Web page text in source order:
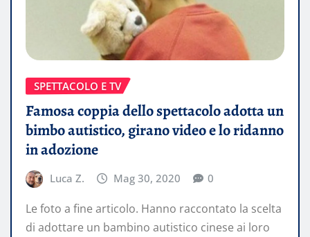
SPETTACOLO E TV
Famosa coppia dello spettacolo adotta un
bimbo autistico, girano video e lo ridanno
in adozione
Luca Z. Mag 30, 2020 0
Le foto a fine articolo. Hanno raccontato la scelta
di adottare un bambino autistico cinese ai loro